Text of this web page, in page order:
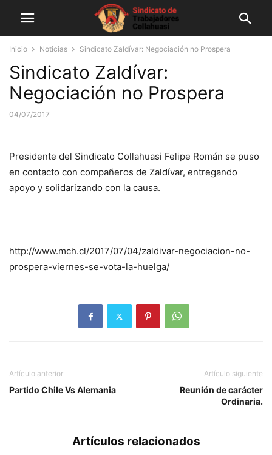
Inicio Noticias Sindicato Zaldívar: Negociación no Prospera
Sindicato Zaldívar:
Negociación no Prospera
04/07/2017
Presidente del Sindicato Collahuasi Felipe Román se puso
en contacto con compañeros de Zaldívar, entregando
apoyo y solidarizando con la causa.
http://www.mch.cl/2017/07/04/zaldivar-negociacion-no-
prospera-viernes-se-vota-la-huelga/
Artículo anterior
Partido Chile Vs Alemania
Artículo siguiente
Reunión de carácter
Ordinaria.
Artículos relacionados